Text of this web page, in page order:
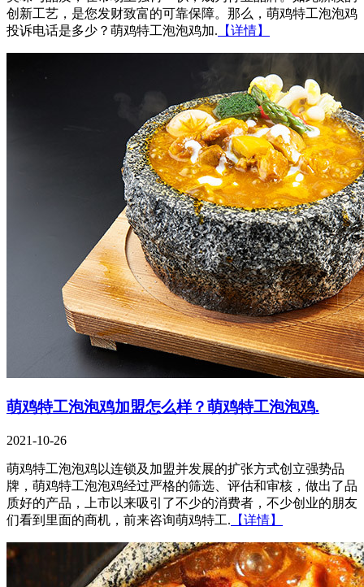
创新工艺，是您发财致富的可靠保障。那么，萌鸡特工泡泡鸡
投诉电话是多少？萌鸡特工泡泡鸡加. 【详情】
萌鸡特工泡泡鸡加盟怎么样？萌鸡特工泡泡鸡.
2021-10-26
萌鸡特工泡泡鸡以连锁及加盟并发展的扩张方式创立强势品
牌，萌鸡特工泡泡鸡经过严格的筛选、评估和审核，做出了品
质好的产品，上市以来吸引了不少的消费者，不少创业的朋友
们看到里面的商机，前来咨询萌鸡特工. 【详情】